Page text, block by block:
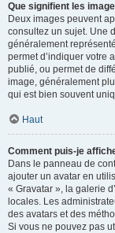
Que signifient les
Deux images peuvent
consultez un sujet. Une
généralement
permet d’indiquer votre
publié, ou permet de
image, généralement
qui est bien souvent
Haut
Comment puis-je
Dans le panneau de
ajouter un avatar en
« Gravatar », la galerie
locales. Les
des avatars et des
Si vous ne pouvez pas